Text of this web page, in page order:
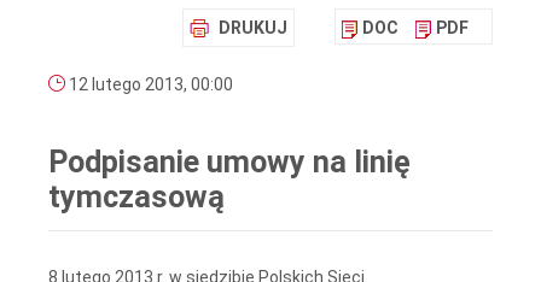
DRUKUJ DOC PDF
12 lutego 2013, 00:00
Podpisanie umowy na linię
tymczasową
8 lutego 2013 r. w siedzibie Polskich Sieci